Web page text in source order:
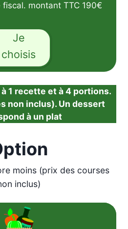
montant TTC 190€
Je
choisis
1 recette et à 4 portions.
non inclus). Un dessert
à un plat
moins (prix des courses
inclus)